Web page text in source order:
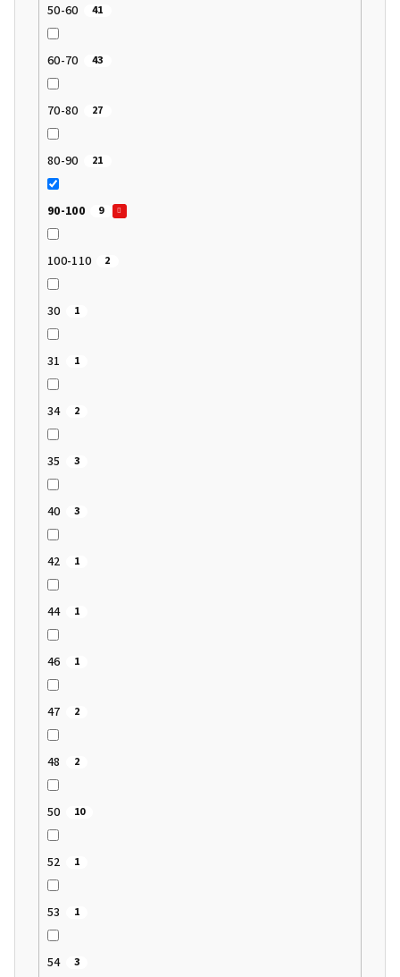
50-60 41
60-70 43
70-80 27
80-90 21
90-100 9
100-110 2
30 1
31 1
34 2
35 3
40 3
42 1
44 1
46 1
47 2
48 2
50 10
52 1
53 1
54 3